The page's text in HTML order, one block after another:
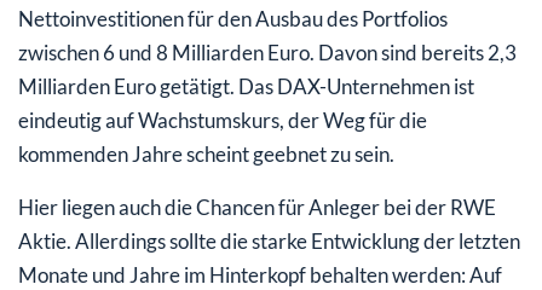
Nettoinvestitionen für den Ausbau des Portfolios
zwischen 6 und 8 Milliarden Euro. Davon sind bereits 2,3
Milliarden Euro getätigt. Das DAX-Unternehmen ist
eindeutig auf Wachstumskurs, der Weg für die
kommenden Jahre scheint geebnet zu sein.
Hier liegen auch die Chancen für Anleger bei der RWE
Aktie. Allerdings sollte die starke Entwicklung der letzten
Monate und Jahre im Hinterkopf behalten werden: Auf